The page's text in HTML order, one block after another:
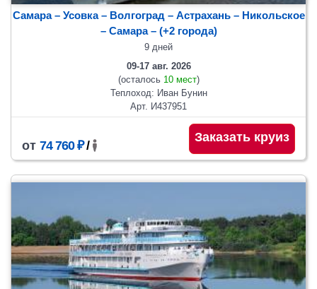
Самара – Усовка – Волгоград – Астрахань – Никольское
– Самара– (+2 города)
9 дней
09-17 авг. 2026
(осталось 10 мест)
Теплоход: Иван Бунин
Арт. И437951
от 74 760 ₽/
Заказать круиз